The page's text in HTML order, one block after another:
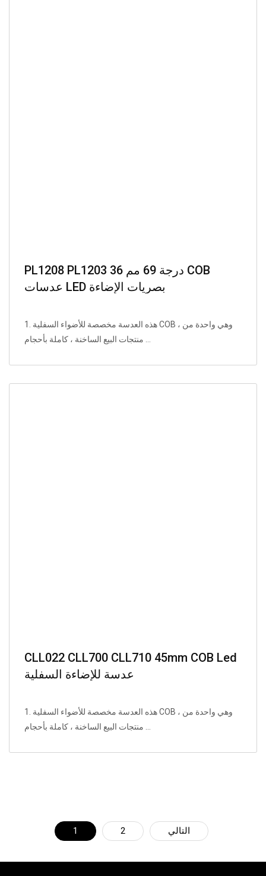
PL1208 PL1203 36 درجة 69 مم COB
عدسات LED بصريات الإضاءة
1. هذه العدسة مخصصة للأضواء السفلية COB ، وهي واحدة من
CLL022 CLL700 CLL710 45mm COB Led
عدسة للإضاءة السفلية
1. هذه العدسة مخصصة للأضواء السفلية COB ، وهي واحدة من
1 2 التالي